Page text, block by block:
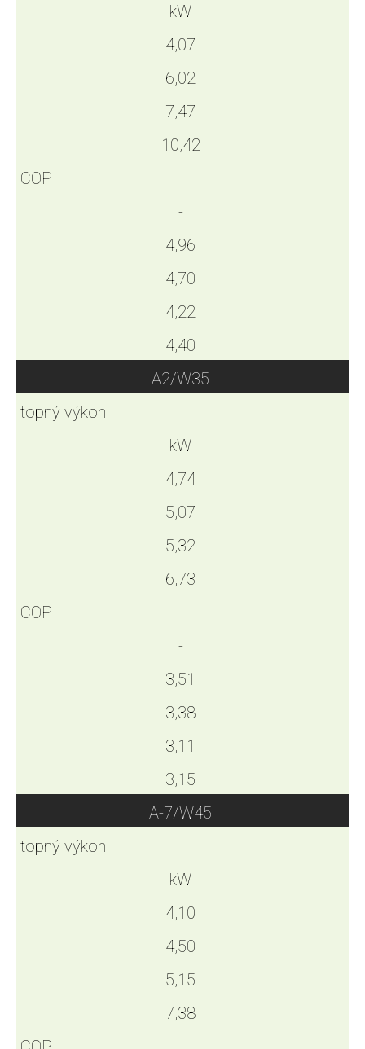
kW
4,07
6,02
7,47
10,42
COP
-
4,96
4,70
4,22
4,40
A2/W35
topný výkon
kW
4,74
5,07
5,32
6,73
COP
-
3,51
3,38
3,11
3,15
A-7/W45
topný výkon
kW
4,10
4,50
5,15
7,38